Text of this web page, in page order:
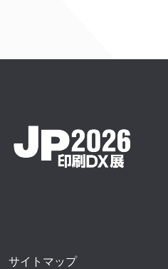
サイトマップ